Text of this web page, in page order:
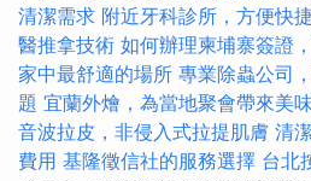
清潔需求 附近牙科診所，方便快
醫推拿技術 如何辦理柬埔寨簽證
家中最舒適的場所 專業除蟲公司
題 宜蘭外燴，為當地聚會帶來美
音波拉皮，非侵入式拉提肌膚 清
費用 基隆徵信社的服務選擇 台北